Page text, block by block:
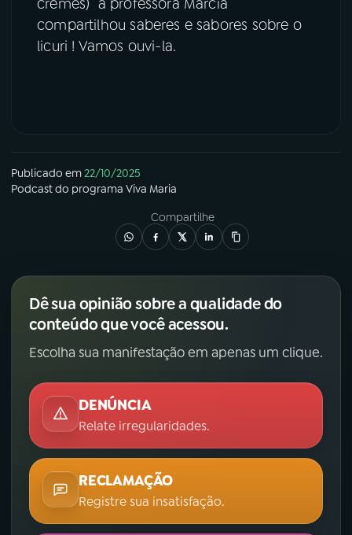
cremes) a professora Marcia
compartilhou saberes e sabores sobre o
licuri ! Vamos ouvi-la.
Publicado em22/10/2025
Podcastdo programa Viva Maria
Compartilhe
Dê sua opinião sobre a qualidade do
conteúdo que você acessou.
Escolha sua manifestação em apenas um clique.
DENÚNCIA
Relate irregularidades.
RECLAMAÇÃO
Registre sua insatisfação.